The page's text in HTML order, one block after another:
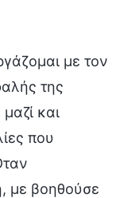
με τον
της
και
που
με βοηθούσε